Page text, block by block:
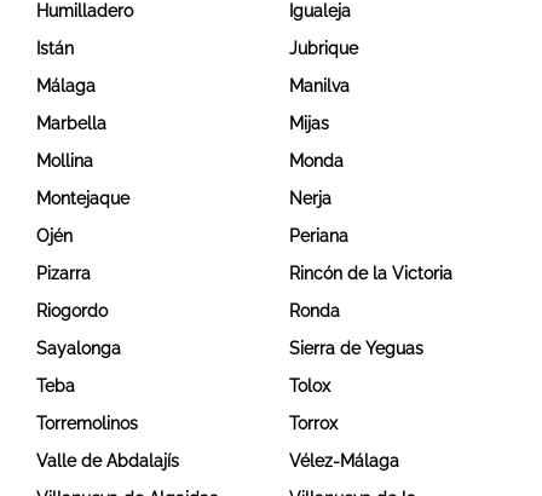
Humilladero
Igualeja
Istán
Jubrique
Málaga
Manilva
Marbella
Mijas
Mollina
Monda
Montejaque
Nerja
Ojén
Periana
Pizarra
Rincón de la Victoria
Riogordo
Ronda
Sayalonga
Sierra de Yeguas
Teba
Tolox
Torremolinos
Torrox
Valle de Abdalajís
Vélez-Málaga